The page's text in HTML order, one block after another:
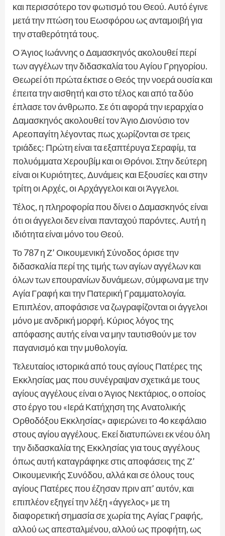
και περισσότερο τον φωτισμό του Θεού. Αυτό έγινε
μετά την πτώση του Εωσφόρου ως ανταμοιβή για
την σταθερότητά τους.
Ο Άγιος Ιωάννης ο Δαμασκηνός ακολουθεί περί
των αγγέλων την διδασκαλία του Αγίου Γρηγορίου.
Θεωρεί ότι πρώτα έκτισε ο Θεός την νοερά ουσία και
έπειτα την αισθητή και στο τέλος και από τα δύο
έπλασε τον άνθρωπο. Σε ότι αφορά την ιεραρχία ο
Δαμασκηνός ακολουθεί τον Άγιο Διονύσιο τον
Αρεοπαγίτη λέγοντας πως χωρίζονται σε τρεις
τριάδες: Πρώτη είναι τα εξαπτέρυγα Σεραφίμ, τα
πολυόμματα Χερουβίμ και οι Θρόνοι. Στην δεύτερη
είναι οι Κυριότητες, Δυνάμεις και Εξουσίες και στην
τρίτη οι Αρχές, οι Αρχάγγελοι και οι Άγγελοι.
Τέλος, η πληροφορία που δίνει ο Δαμασκηνός είναι
ότι οι άγγελοι δεν είναι πανταχού παρόντες. Αυτή η
ιδιότητα είναι μόνο του Θεού.
Το 787 η Ζ’ Οικουμενική Σύνοδος όρισε την
διδασκαλία περί της τιμής των αγίων αγγέλων και
όλων των επουρανίων δυνάμεων, σύμφωνα με την
Αγία Γραφή και την Πατερική Γραμματολογία.
Επιπλέον, αποφάσισε να ζωγραφίζονται οι άγγελοι
μόνο με ανδρική μορφή. Κύριος λόγος της
απόφασης αυτής είναι να μην ταυτισθούν με τον
παγανισμό και την μυθολογία.
Τελευταίος ιστορικά από τους αγίους Πατέρες της
Εκκλησίας μας που συνέγραψαν σχετικά με τους
αγίους αγγέλους είναι ο Άγιος Νεκτάριος, ο οποίος
στο έργο του «Ιερά Κατήχηση της Ανατολικής
Ορθοδόξου Εκκλησίας» αφιερώνει το 4ο κεφάλαιο
στους αγίου αγγέλους. Εκεί διατυπώνει εκ νέου όλη
την διδασκαλία της Εκκλησίας για τους αγγέλους
όπως αυτή καταγράφηκε στις αποφάσεις της Ζ’
Οικουμενικής Συνόδου, αλλά και σε όλους τους
αγίους Πατέρες που έζησαν πριν απ’ αυτόν, και
επιπλέον εξηγεί την λέξη «άγγελος» με τη
διαφορετική σημασία σε χωρία της Αγίας Γραφής,
αλλού ως απεσταλμένου, αλλού ως προφήτη, ως